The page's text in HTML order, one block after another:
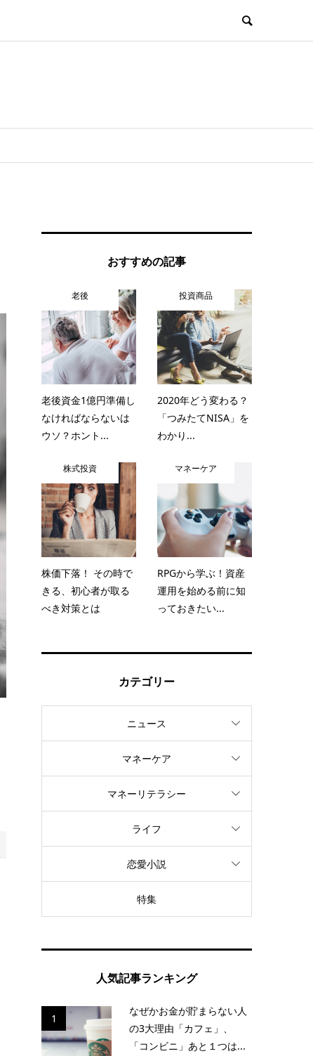
おすすめの記事
老後
老後資金1億円準備し
なければならないは
ウソ？ホント...
投資商品
2020年どう変わる？
「つみたてNISA」を
わかり...
株式投資
株価下落！ その時で
きる、初心者が取る
べき対策とは
マネーケア
RPGから学ぶ！資産
運用を始める前に知
っておきたい...
カテゴリー
ニュース
マネーケア
マネーリテラシー
ライフ
恋愛小説
特集
人気記事ランキング
1
なぜかお金が貯まらない人
の3大理由「カフェ」、
「コンビニ」あと１つは...